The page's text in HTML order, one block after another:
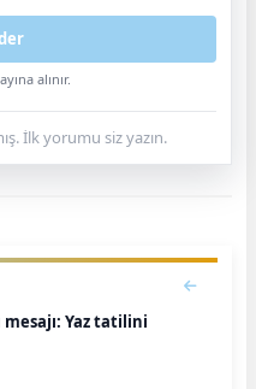
alınır.
İlk yorumu siz yazın.
Yaz tatilini